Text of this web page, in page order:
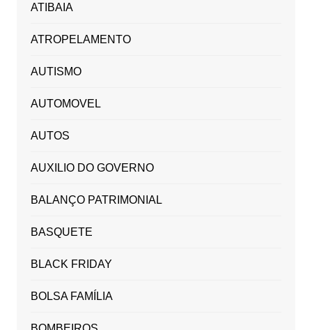
ATIBAIA
ATROPELAMENTO
AUTISMO
AUTOMOVEL
AUTOS
AUXILIO DO GOVERNO
BALANÇO PATRIMONIAL
BASQUETE
BLACK FRIDAY
BOLSA FAMÍLIA